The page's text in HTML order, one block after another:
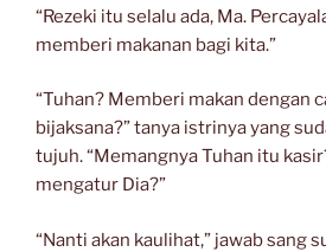
“Rezeki itu selalu ada, Ma.
memberi makanan bagi kita.”
“Tuhan? Memberi makan dengan
bijaksana?” tanya istrinya yang
tujuh. “Memangnya Tuhan itu
mengatur Dia?”
“Nanti akan kaulihat,” jawab sang